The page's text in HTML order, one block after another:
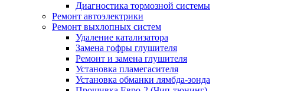
Диагностика тормозной системы
Ремонт автоэлектрики
Ремонт выхлопных систем
Удаление катализатора
Замена гофры глушителя
Ремонт и замена глушителя
Установка пламегасителя
Установка обманки лямбда-зонда